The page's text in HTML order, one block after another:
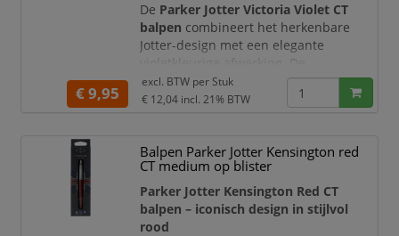
De Parker Jotter Victoria Violet CT
balpen combineert het herkenbare
Jotter-design met een elegante
violetkleurige afwerking. De
gestroomlijnde roestvrijstalen houder,
gepolijste metalen details en
professionele uitstraling.
Met het kenmerkende
klikmechanismeschuift u de
schrijfpunt snel
€ 9,95
excl. BTW per Stuk
€ 12,04 incl. 21% BTW
Balpen Parker Jotter Kensington red
CT medium op blister
Parker Jotter Kensington Red CT
balpen – iconisch design in stijlvol
rood